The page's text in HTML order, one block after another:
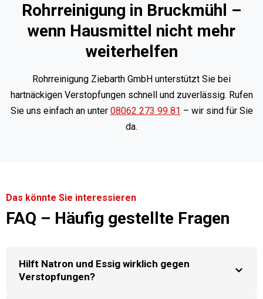
Rohrreinigung in Bruckmühl –
wenn Hausmittel nicht mehr
weiterhelfen
Rohrreinigung Ziebarth GmbH unterstützt Sie bei
hartnäckigen Verstopfungen schnell und zuverlässig. Rufen
Sie uns einfach an unter 08062 273 99 81 – wir sind für Sie
da.
Das könnte Sie interessieren
FAQ – Häufig gestellte Fragen
Hilft Natron und Essig wirklich gegen
Verstopfungen?